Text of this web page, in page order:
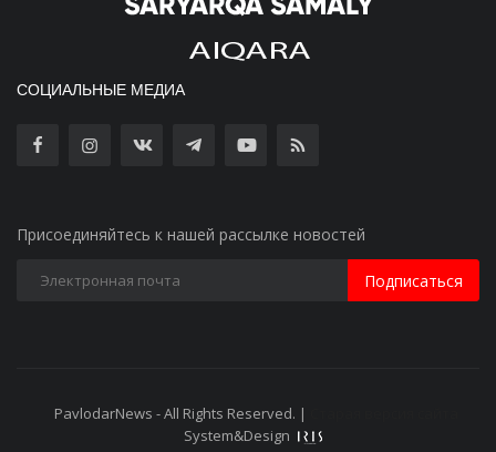
СОЦИАЛЬНЫЕ МЕДИА
Присоединяйтесь к нашей рассылке новостей
Подписаться
PavlodarNews - All Rights Reserved. |
System&Design